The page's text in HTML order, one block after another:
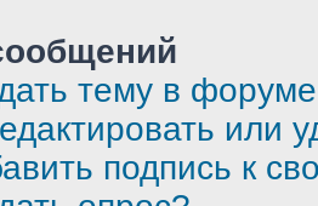
тему в
или
подпись к